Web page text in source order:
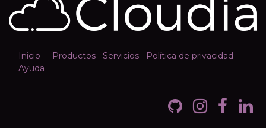
Inicio Productos Servicios
Política de privacidad
Ayuda